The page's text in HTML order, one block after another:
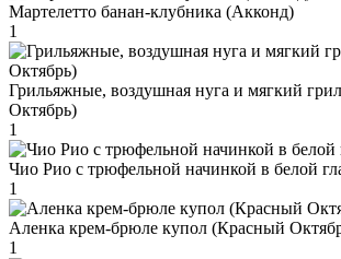
Мартелетто банан-клубника (Акконд)
1
Грильяжные, воздушная нуга и мягкий
Октябрь)
1
Чио Рио с трюфельной начинкой в белой
1
Аленка крем-брюле купол (Красный
1